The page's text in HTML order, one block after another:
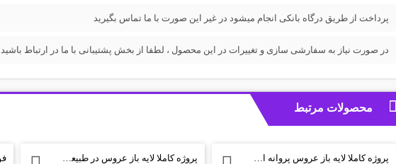
پرداخت از طریق درگاه بانکی انجام میشود در غیر این صورت با ما تماس بگیرید
در صورت نیاز به سفارشی سازی و تغییرات در این محصول ، لطفا از بخش پشتیبانی با ما در ارتباط باشید
محصولات مرتبط
پروژه کاملا لایه باز عروس پروانه ای برای آتلیه های عکس+ psd پروژه کاملا لایه باز عروس در طبیعت برای آتلیه عروس+ psd